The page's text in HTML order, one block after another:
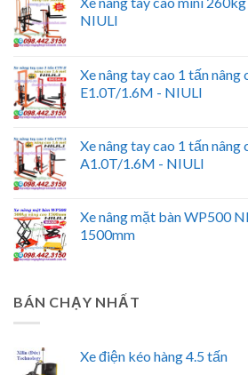
NIULI
Xe nâng tay cao 1 tấn nâng
E1.0T/1.6M - NIULI
Xe nâng tay cao 1 tấn nâng
A1.0T/1.6M - NIULI
Xe nâng mặt bàn WP500
1500mm
BÁN CHẠY NHẤT
Xe điện kéo hàng 4.5 tấn